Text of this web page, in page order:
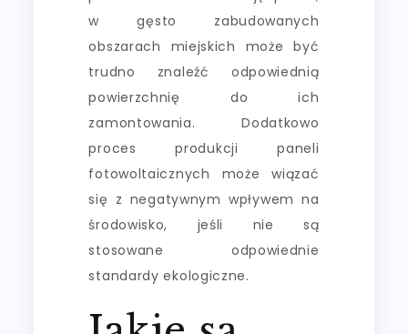
w gęsto zabudowanych
obszarach miejskich może być
trudno znaleźć odpowiednią
powierzchnię do ich
zamontowania. Dodatkowo
proces produkcji paneli
fotowoltaicznych może wiązać
się z negatywnym wpływem na
środowisko, jeśli nie są
stosowane odpowiednie
standardy ekologiczne.